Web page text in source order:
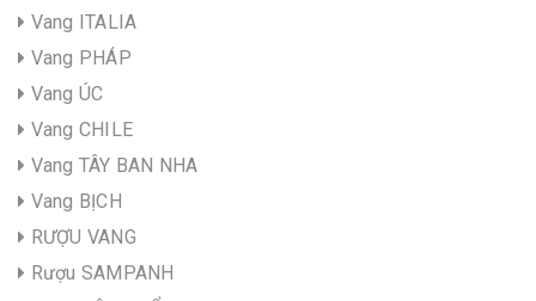
Vang ITALIA
Vang PHÁP
Vang ÚC
Vang CHILE
Vang TÂY BAN NHA
Vang BỊCH
RƯỢU VANG
Rượu SAMPANH